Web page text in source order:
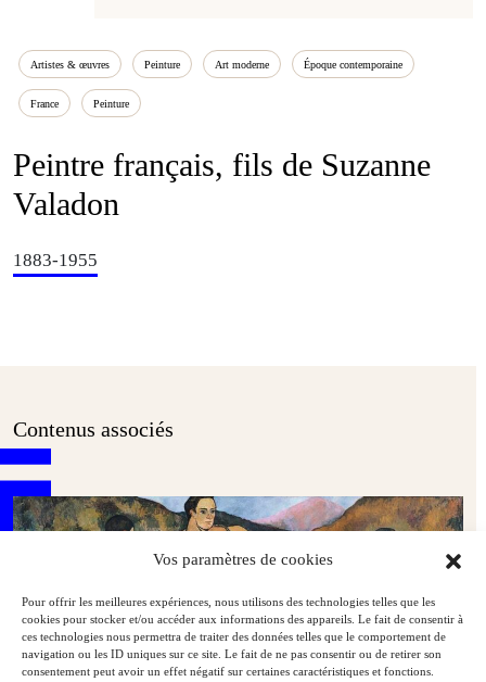
Vos paramètres de cookies
Pour offrir les meilleures expériences, nous utilisons des technologies telles que les
cookies pour stocker et/ou accéder aux informations des appareils. Le fait de consentir à
ces technologies nous permettra de traiter des données telles que le comportement de
navigation ou les ID uniques sur ce site. Le fait de ne pas consentir ou de retirer son
consentement peut avoir un effet négatif sur certaines caractéristiques et fonctions.
Artistes & œuvres Peinture Art moderne Époque contemporaine
France Peinture
Peintre français, fils de Suzanne
Valadon
1883-1955
Contenus associés